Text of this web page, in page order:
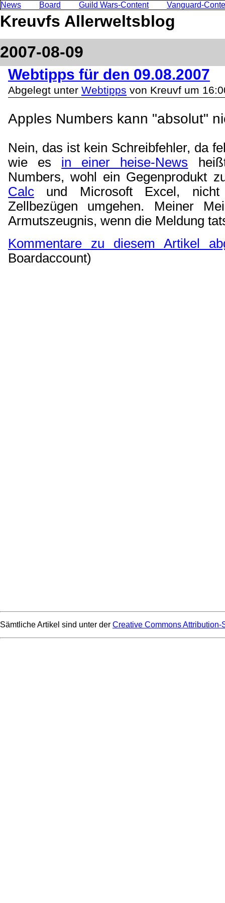
News Board Guild Wars-Content Vanguard-
Kreuvfs Allerweltsblog
2007-08-09
Webtipps für den 09.08.2007
Abgelegt unter Webtipps von Kreuvf um
Apples Numbers kann "absolut"
Nein, das ist kein Schreibfehler, da
wie es in einer heise-News
Numbers, wohl ein Gegenprodukt
Calc und Microsoft Excel, nicht
Zellbezügen umgehen. Meiner
Armutszeugnis, wenn die Meldung
Kommentare zu diesem Artikel
Boardaccount)
Sämtliche Artikel sind unter der Creative Commons